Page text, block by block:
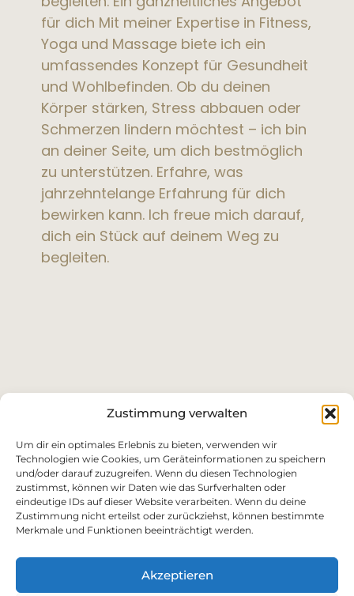
Zustimmung verwalten
Um dir ein optimales Erlebnis zu bieten, verwenden wir
Technologien wie Cookies, um Geräteinformationen zu speichern
und/oder darauf zuzugreifen. Wenn du diesen Technologien
zustimmst, können wir Daten wie das Surfverhalten oder
eindeutige IDs auf dieser Website verarbeiten. Wenn du deine
Zustimmung nicht erteilst oder zurückziehst, können bestimmte
Merkmale und Funktionen beeinträchtigt werden.
Akzeptieren
für dich Mit meiner Expertise in Fitness,
Yoga und Massage biete ich ein
umfassendes Konzept für Gesundheit
und Wohlbefinden. Ob du deinen
Körper stärken, Stress abbauen oder
Schmerzen lindern möchtest – ich bin
an deiner Seite, um dich bestmöglich
zu unterstützen. Erfahre, was
jahrzehntelange Erfahrung für dich
bewirken kann. Ich freue mich darauf,
dich ein Stück auf deinem Weg zu
begleiten.
Über mich
Qualifikationen